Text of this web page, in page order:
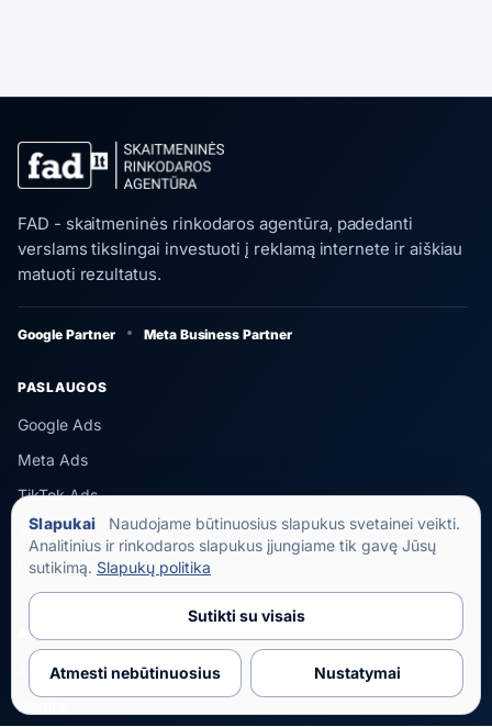
FAD - skaitmeninės rinkodaros agentūra, padedanti
verslams tikslingai investuoti į reklamą internete ir aiškiau
matuoti rezultatus.
Google Partner Meta Business Partner
PASLAUGOS
Google Ads
Meta Ads
TikTok Ads
SEO
GEO
AGENTŪRA
Apie FAD
Klientai
Slapukai
Naudojame būtinuosius slapukus svetainei veikti.
Analitinius ir rinkodaros slapukus įjungiame tik gavę Jūsų
sutikimą. Slapukų politika
Sutikti su visais
Atmesti nebūtinuosius Nustatymai